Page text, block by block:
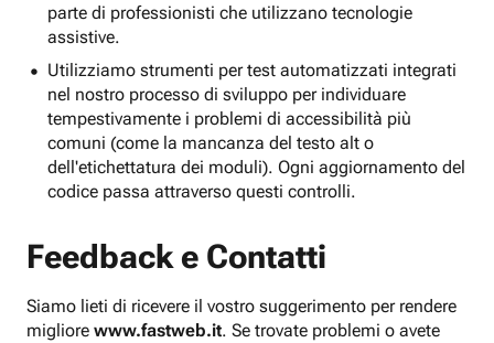
parte di professionisti che utilizzano tecnologie
assistive.
Utilizziamo strumenti per test automatizzati integrati
nel nostro processo di sviluppo per individuare
tempestivamente i problemi di accessibilità più
comuni (come la mancanza del testo alt o
dell'etichettatura dei moduli). Ogni aggiornamento del
codice passa attraverso questi controlli.
Feedback e Contatti
Siamo lieti di ricevere il vostro suggerimento per rendere
migliore www.fastweb.it. Se trovate problemi o avete